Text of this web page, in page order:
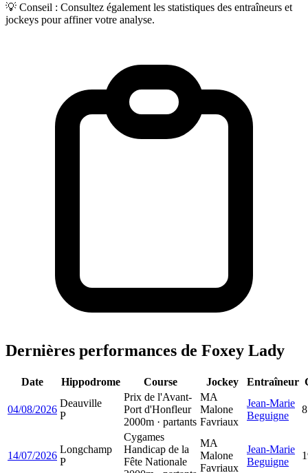
💡 Conseil : Consultez également les statistiques des entraîneurs et
jockeys pour affiner votre analyse.
Dernières performances de Foxey Lady
Date Hippodrome Course Jockey Entraîneur
04/08/2026
Deauville
P
Prix de l'Avant-
Port d'Honfleur
2000m · partants
MA
Malone
Favriaux
Jean-Marie
Beguigne
14/07/2026
Longchamp
P
Cygames
Handicap de la
Fête Nationale
MA
Malone
Favriaux
Jean-Marie
Beguigne